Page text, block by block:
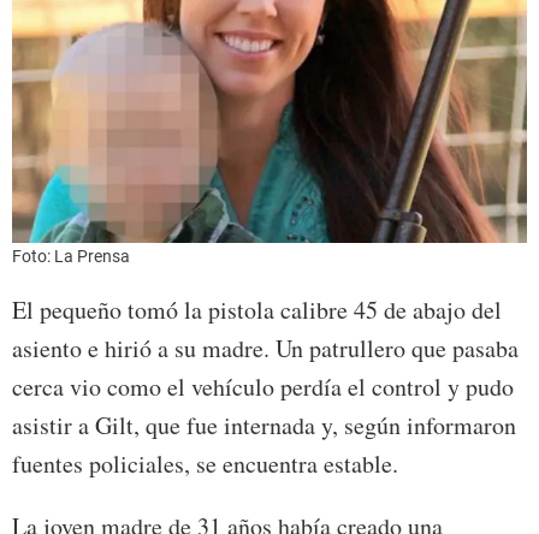
Foto: La Prensa
El pequeño tomó la pistola calibre 45 de abajo del
asiento e hirió a su madre. Un patrullero que pasaba
cerca vio como el vehículo perdía el control y pudo
asistir a Gilt, que fue internada y, según informaron
fuentes policiales, se encuentra estable.
La joven madre de 31 años había creado una